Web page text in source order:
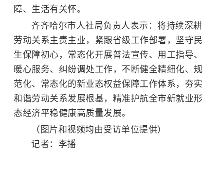
障、生活有关怀。
齐齐哈尔市人社局负责人表示：将持续深耕
劳动关系主责主业，紧跟省级工作部署，坚守民
生保障初心，常态化开展普法宣传、用工指导、
暖心服务、纠纷调处工作，不断健全精细化、规
范化、常态化的新业态权益保障工作体系，夯实
和谐劳动关系发展根基，精准护航全市新就业形
态经济平稳健康高质量发展。
（图片和视频均由受访单位提供）
记者：李播